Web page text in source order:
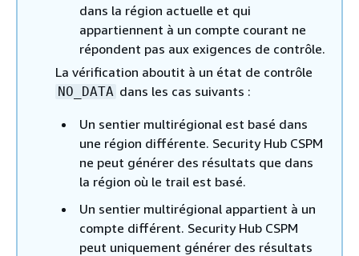
dans la région actuelle et qui
appartiennent à un compte courant ne
répondent pas aux exigences de contrôle.
La vérification aboutit à un état de contrôle
NO_DATA dans les cas suivants :
Un sentier multirégional est basé dans
une région différente. Security Hub CSPM
ne peut générer des résultats que dans
la région où le trail est basé.
Un sentier multirégional appartient à un
compte différent. Security Hub CSPM
peut uniquement générer des résultats